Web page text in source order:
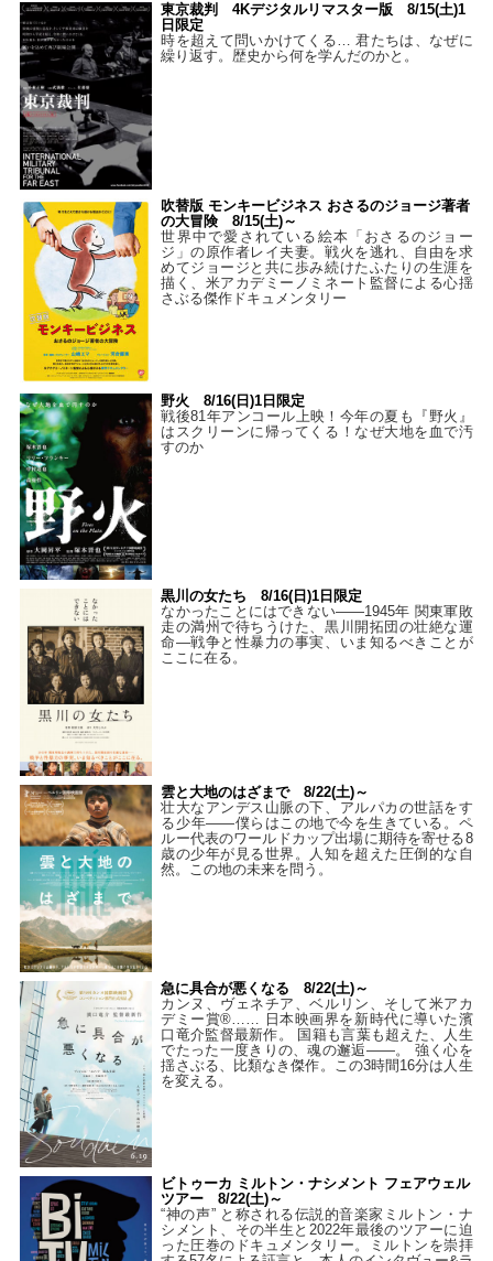
東京裁判 4Kデジタルリマスター版 8/15(土)1
日限定
時を超えて問いかけてくる… 君たちは、なぜに
繰り返す。歴史から何を学んだのかと。
吹替版 モンキービジネス おさるのジョージ著者
の大冒険 8/15(土)～
世界中で愛されている絵本「おさるのジョー
ジ」の原作者レイ夫妻。戦火を逃れ、自由を求
めてジョージと共に歩み続けたふたりの生涯を
描く、米アカデミーノミネート監督による心揺
さぶる傑作ドキュメンタリー
野火 8/16(日)1日限定
戦後81年アンコール上映！今年の夏も『野火』
はスクリーンに帰ってくる！なぜ大地を血で汚
すのか
黒川の女たち 8/16(日)1日限定
なかったことにはできない——1945年 関東軍敗
走の満州で待ちうけた、黒川開拓団の壮絶な運
命―戦争と性暴力の事実、いま知るべきことが
ここに在る。
雲と大地のはざまで 8/22(土)～
壮大なアンデス山脈の下、アルパカの世話をす
る少年――僕らはこの地で今を生きている。ペ
ルー代表のワールドカップ出場に期待を寄せる8
歳の少年が見る世界。人知を超えた圧倒的な自
然。この地の未来を問う。
急に具合が悪くなる 8/22(土)～
カンヌ、ヴェネチア、ベルリン、そして米アカ
デミー賞®…… 日本映画界を新時代に導いた濱
口竜介監督最新作。 国籍も言葉も超えた、人生
でたった一度きりの、魂の邂逅――。 強く心を
揺さぶる、比類なき傑作。この3時間16分は人生
を変える。
ビトゥーカ ミルトン・ナシメント フェアウェル
ツアー 8/22(土)～
“神の声” と称される伝説的音楽家ミルトン・ナ
シメント、その半生と2022年最後のツアーに迫
った圧巻のドキュメンタリー。ミルトンを崇拝